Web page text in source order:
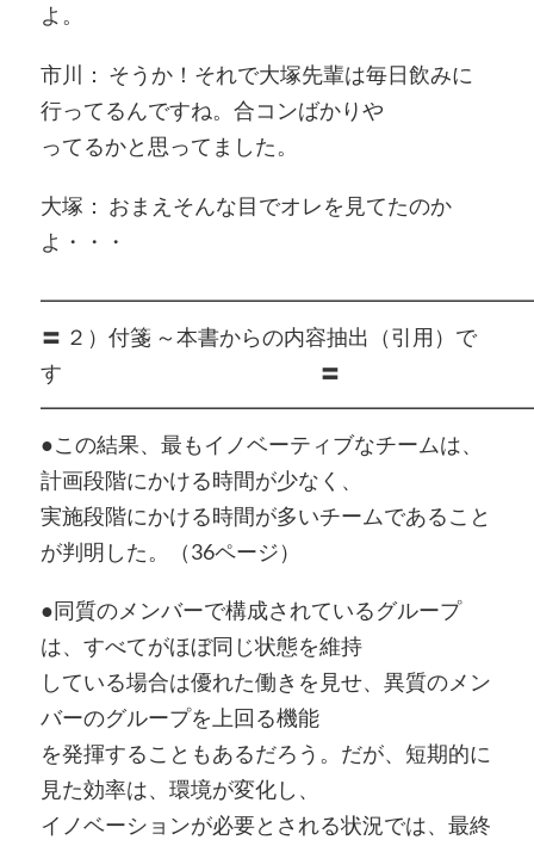
よ。
市川： そうか！それで大塚先輩は毎日飲みに
行ってるんですね。合コンばかりや
ってるかと思ってました。
大塚： おまえそんな目でオレを見てたのか
よ・・・
〓 ２）付箋 ～本書からの内容抽出（引用）で
す 〓
●この結果、最もイノベーティブなチームは、
計画段階にかける時間が少なく、
実施段階にかける時間が多いチームであること
が判明した。（36ページ）
●同質のメンバーで構成されているグループ
は、すべてがほぼ同じ状態を維持
している場合は優れた働きを見せ、異質のメン
バーのグループを上回る機能
を発揮することもあるだろう。だが、短期的に
見た効率は、環境が変化し、
イノベーションが必要とされる状況では、最終